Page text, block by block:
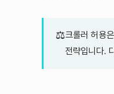
⚖️크롤러 허용
전략입니다.